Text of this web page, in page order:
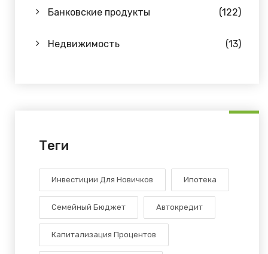
Банковские продукты (122)
Недвижимость (13)
Теги
Инвестиции Для Новичков Ипотека
Семейный Бюджет Автокредит
Капитализация Процентов